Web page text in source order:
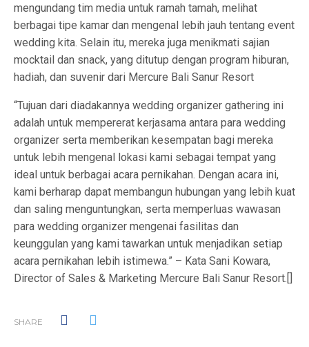
mengundang tim media untuk ramah tamah, melihat
berbagai tipe kamar dan mengenal lebih jauh tentang event
wedding kita. Selain itu, mereka juga menikmati sajian
mocktail dan snack, yang ditutup dengan program hiburan,
hadiah, dan suvenir dari Mercure Bali Sanur Resort
“Tujuan dari diadakannya wedding organizer gathering ini
adalah untuk mempererat kerjasama antara para wedding
organizer serta memberikan kesempatan bagi mereka
untuk lebih mengenal lokasi kami sebagai tempat yang
ideal untuk berbagai acara pernikahan. Dengan acara ini,
kami berharap dapat membangun hubungan yang lebih kuat
dan saling menguntungkan, serta memperluas wawasan
para wedding organizer mengenai fasilitas dan
keunggulan yang kami tawarkan untuk menjadikan setiap
acara pernikahan lebih istimewa.” – Kata Sani Kowara,
Director of Sales & Marketing Mercure Bali Sanur Resort.[]
SHARE